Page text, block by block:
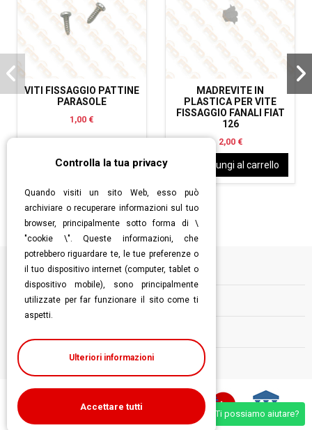
VITI FISSAGGIO PATTINE
PARASOLE
1,00 €
Aggiungi al carrello
MADREVITE IN
PLASTICA PER VITE
FISSAGGIO FANALI FIAT
126
2,00 €
Aggiungi al carrello
Informazioni
Follow us
Ti possiamo aiutare?
Controlla la tua privacy
Quando visiti un sito Web, esso può
archiviare o recuperare informazioni sul tuo
browser, principalmente sotto forma di \
"cookie \". Queste informazioni, che
potrebbero riguardare te, le tue preferenze o
il tuo dispositivo internet (computer, tablet o
dispositivo mobile), sono principalmente
utilizzate per far funzionare il sito come ti
aspetti.
Ulteriori informazioni
Accettare tutti